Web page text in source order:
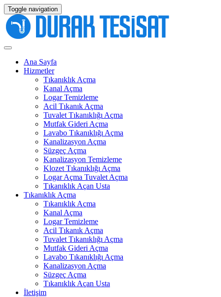
Toggle navigation
Ana Sayfa
Hizmetler
Tıkanıklık Açma
Kanal Açma
Logar Temizleme
Acil Tıkanık Açma
Tuvalet Tıkanıklığı Açma
Mutfak Gideri Açma
Lavabo Tıkanıklığı Açma
Kanalizasyon Açma
Süzgeç Açma
Kanalizasyon Temizleme
Klozet Tıkanıklığı Açma
Logar Açma Tuvalet Açma
Tıkanıklık Açan Usta
Tıkanıklık Açma
Tıkanıklık Açma
Kanal Açma
Logar Temizleme
Acil Tıkanık Açma
Tuvalet Tıkanıklığı Açma
Mutfak Gideri Açma
Lavabo Tıkanıklığı Açma
Kanalizasyon Açma
Süzgeç Açma
Tıkanıklık Açan Usta
İletişim